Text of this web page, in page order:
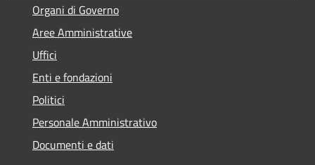
Organi di Governo
Aree Amministrative
Uffici
Enti e fondazioni
Politici
Personale Amministrativo
Documenti e dati